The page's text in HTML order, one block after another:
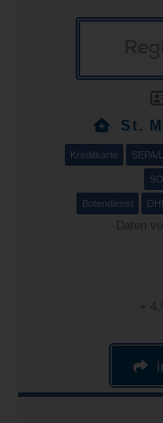
St.
Kreditkarte SEPA/
Botendienst DHL
Daten
+